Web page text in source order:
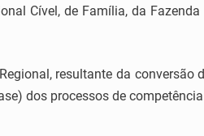
Cível, de Família, da
resultante da
dos processos de